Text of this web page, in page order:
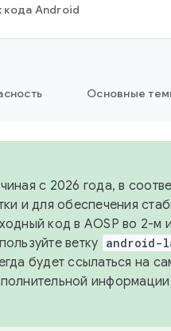
кода Android
Основные
с 2026 года, в
и для обеспечения
код в AOSP во 2-м
ветку android-
будет ссылаться на